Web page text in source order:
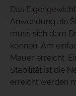
Das
Anwendung als
muss sich dem
können. Am
Mauer erreicht.
Stabilität ist die
erreicht werden